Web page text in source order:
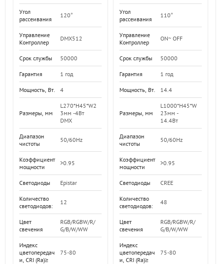
Угол
рассеивания
120°
Управление
Контроллер
DMX512
Срок службы 50000
Гарантия 1 год
Мощность, Вт. 4
Размеры, мм
L270*H45*W2
3мм -4Вт
DMX
Диапазон
чистоты
50/60Hz
Коэффициент
мощности
>0.95
Светодиоды Epistar
Количество
светодиодов:
12
Цвет
свечения
RGB/RGBW/R/
G/B/W/WW
Индекс
цветопередач
и, CRI (Ra)≥
75-80
Угол
рассеивания
110°
Управление
Контроллер
ON~ OFF
Срок службы 50000
Гарантия 1 год
Мощность, Вт. 14.4
Размеры, мм
L1000*H45*W
23мм -
14.4Вт
Диапазон
чистоты
50/60Hz
Коэффициент
мощности
>0.95
Светодиоды CREE
Количество
светодиодов:
48
Цвет
свечения
RGB/RGBW/R/
G/B/W/WW
Индекс
цветопередач
и, CRI (Ra)≥
75-80